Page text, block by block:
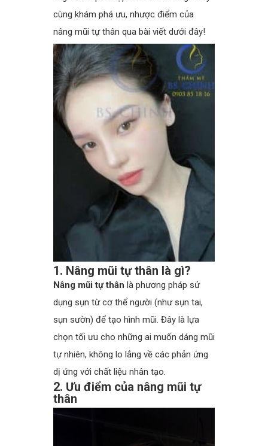
cùng khám phá ưu, nhược điểm của
nâng mũi tự thân qua bài viết dưới đây!
1. Nâng mũi tự thân là gì?
Nâng mũi tự thân là phương pháp sử
dụng sụn từ cơ thể người (như sụn tai,
sụn sườn) để tạo hình mũi. Đây là lựa
chọn tối ưu cho những ai muốn dáng mũi
tự nhiên, không lo lắng về các phản ứng
dị ứng với chất liệu nhân tạo.
2. Ưu điểm của nâng mũi tự
thân